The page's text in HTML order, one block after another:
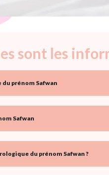
sont les
prénom Safwan
Safwan
du prénom Safwan ?